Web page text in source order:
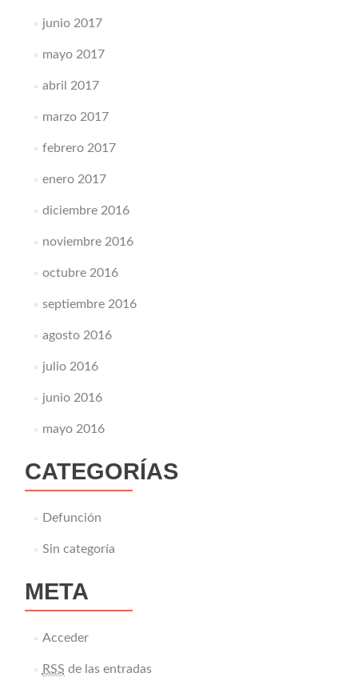
junio 2017
mayo 2017
abril 2017
marzo 2017
febrero 2017
enero 2017
diciembre 2016
noviembre 2016
octubre 2016
septiembre 2016
agosto 2016
julio 2016
junio 2016
mayo 2016
CATEGORÍAS
Defunción
Sin categoría
META
Acceder
RSS de las entradas